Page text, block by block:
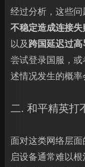
经过分析，这些问
不稳定造成连接失
以及跨国延迟过
尝试登录国服，
述情况发生的概率
二. 和平精英打
面对这类网络层
启设备通常难以